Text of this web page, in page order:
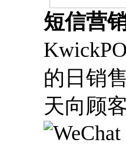
短信营
的日销
天向顾